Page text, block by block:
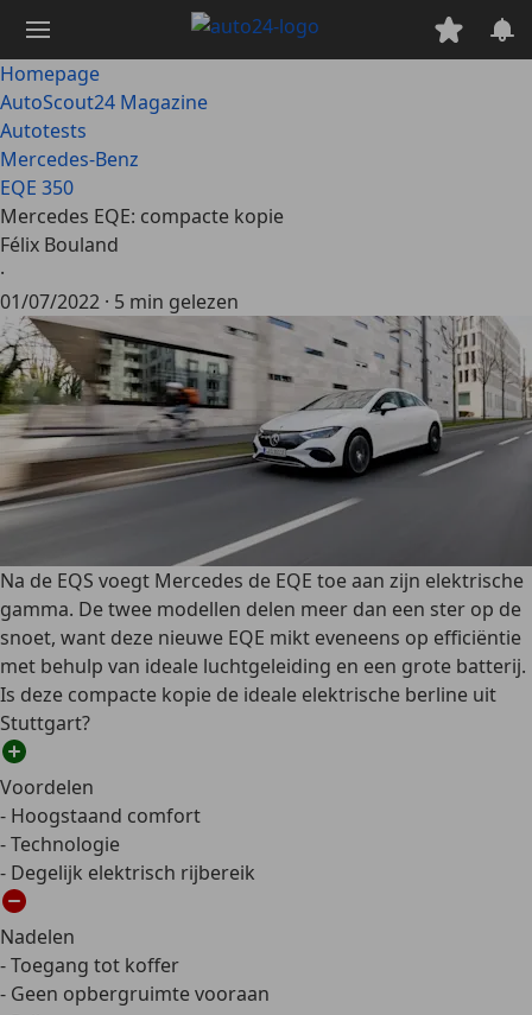
naar
hoofdinhoud
Homepage
AutoScout24 Magazine
Autotests
Mercedes-Benz
EQE 350
Mercedes EQE: compacte kopie
Félix Bouland
·
01/07/2022 · 5 min gelezen
Na de EQS voegt Mercedes de EQE toe aan zijn elektrische
gamma. De twee modellen delen meer dan een ster op de
snoet, want deze nieuwe EQE mikt eveneens op efficiëntie
met behulp van ideale luchtgeleiding en een grote batterij.
Is deze compacte kopie de ideale elektrische berline uit
Stuttgart?
Voordelen
- Hoogstaand comfort
- Technologie
- Degelijk elektrisch rijbereik
Nadelen
- Toegang tot koffer
- Geen opbergruimte vooraan